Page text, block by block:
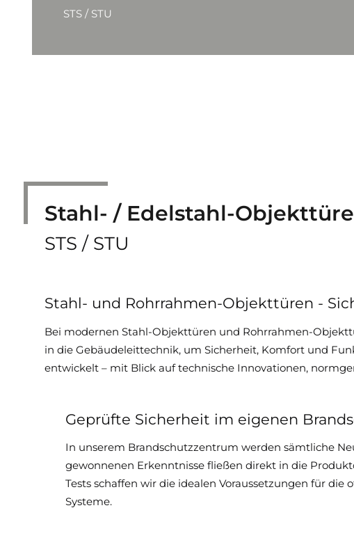
Stahl- / Edelstahl-
STS / STU
Stahl- und Rohrrahmen-Objekttüren -
Bei modernen Stahl-Objekttüren und Rohrrahmen-
in die Gebäudeleittechnik, um Sicherheit, Komfort und
entwickelt – mit Blick auf technische Innovationen,
Geprüfte Sicherheit im eigenen
In unserem Brandschutzzentrum werden sämtliche
gewonnenen Erkenntnisse fließen direkt in die
Tests schaffen wir die idealen Voraussetzungen für
Systeme.